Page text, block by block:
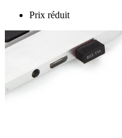
Prix réduit